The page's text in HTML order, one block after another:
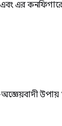
এবং এর
অজ্ঞেয়বাদী